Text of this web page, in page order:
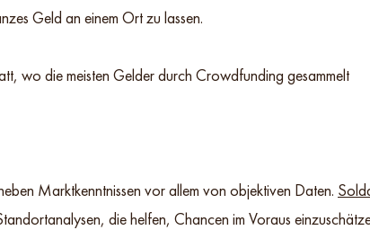
Geld an einem Ort zu lassen.
wo die meisten Gelder durch Crowdfunding gesammelt
Marktkenntnissen vor allem von objektiven Daten.
die helfen, Chancen im Voraus